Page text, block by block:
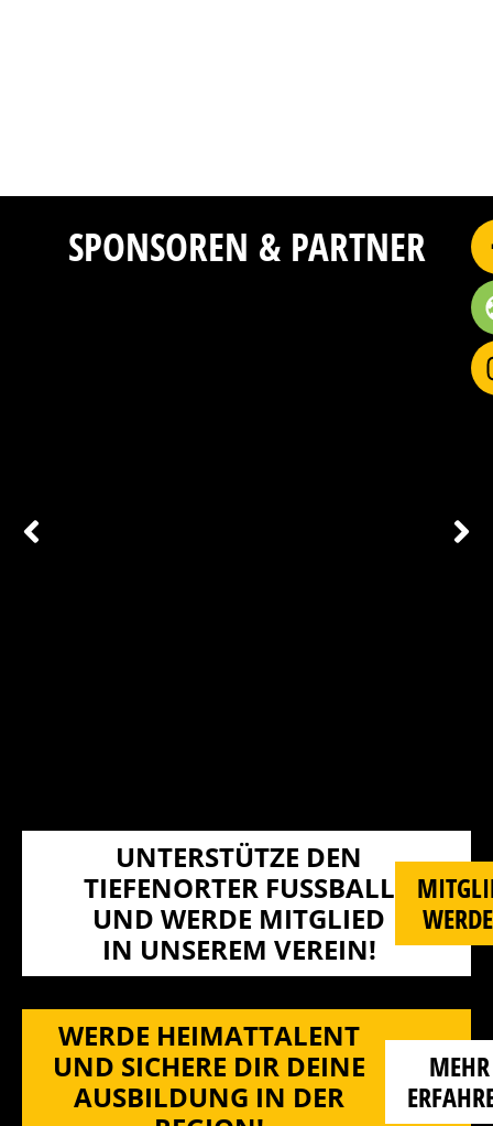
SPONSOREN & PARTNER
UNTERSTÜTZE DEN
TIEFENORTER FUSSBALL U
ND WERDE MITGLIED I
N UNSEREM VEREIN!
WERDE HEIMATTALENT
UND SICHERE DIR DEINE
AUSBILDUNG IN DER
MEHR